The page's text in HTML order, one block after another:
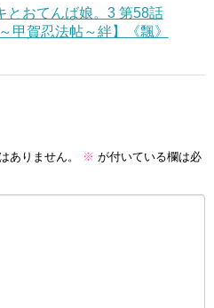
とおてんば娘。3 第58話
甲賀忍法帖～絆】《飄》
ありません。 ※ が付いている欄は必